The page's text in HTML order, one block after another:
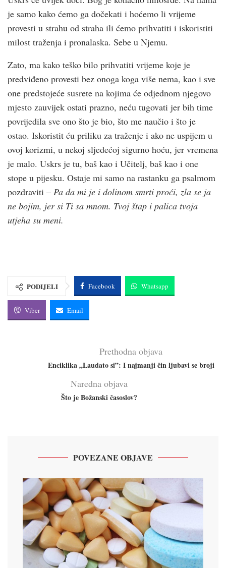
je samo kako ćemo ga dočekati i hoćemo li vrijeme
provesti u strahu od straha ili ćemo prihvatiti i iskoristiti
milost traženja i pronalaska. Sebe u Njemu.
Zato, ma kako teško bilo prihvatiti vrijeme koje je
predviđeno provesti bez onoga koga više nema, kao i sve
one predstojeće susrete na kojima će odjednom njegovo
mjesto zauvijek ostati prazno, neću tugovati jer bih time
povrijedila sve ono što je bio, što me naučio i što je
ostao. Iskoristit ću priliku za traženje i ako ne uspijem u
ovoj korizmi, u nekoj sljedećoj sigurno hoću, jer vremena
je malo. Uskrs je tu, baš kao i Učitelj, baš kao i one
stope u pijesku. Ostaje mi samo na rastanku ga psalmom
pozdraviti – Pa da mi je i dolinom smrti proći, zla se ja
ne bojim, jer si Ti sa mnom. Tvoj štap i palica tvoja
utjeha su meni.
PODIJELI Facebook Whatsapp
Viber Email
Prethodna objava
Enciklika „Laudato si”: I najmanji čin ljubavi se broji
Naredna objava
Što je Božanski časoslov?
POVEZANE OBJAVE